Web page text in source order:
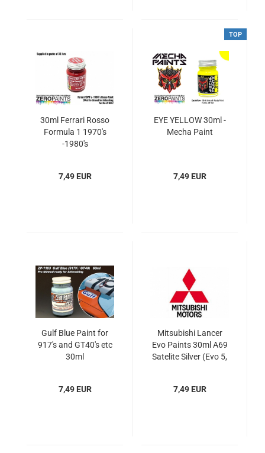
30ml Ferrari Rosso
Formula 1 1970's
-1980's
7,49 EUR
TOP
EYE YELLOW 30ml -
Mecha Paint
7,49 EUR
Gulf Blue Paint for
917's and GT40's etc
30ml
7,49 EUR
Mitsubishi Lancer
Evo Paints 30ml A69
Satelite Silver (Evo 5,
7,49 EUR